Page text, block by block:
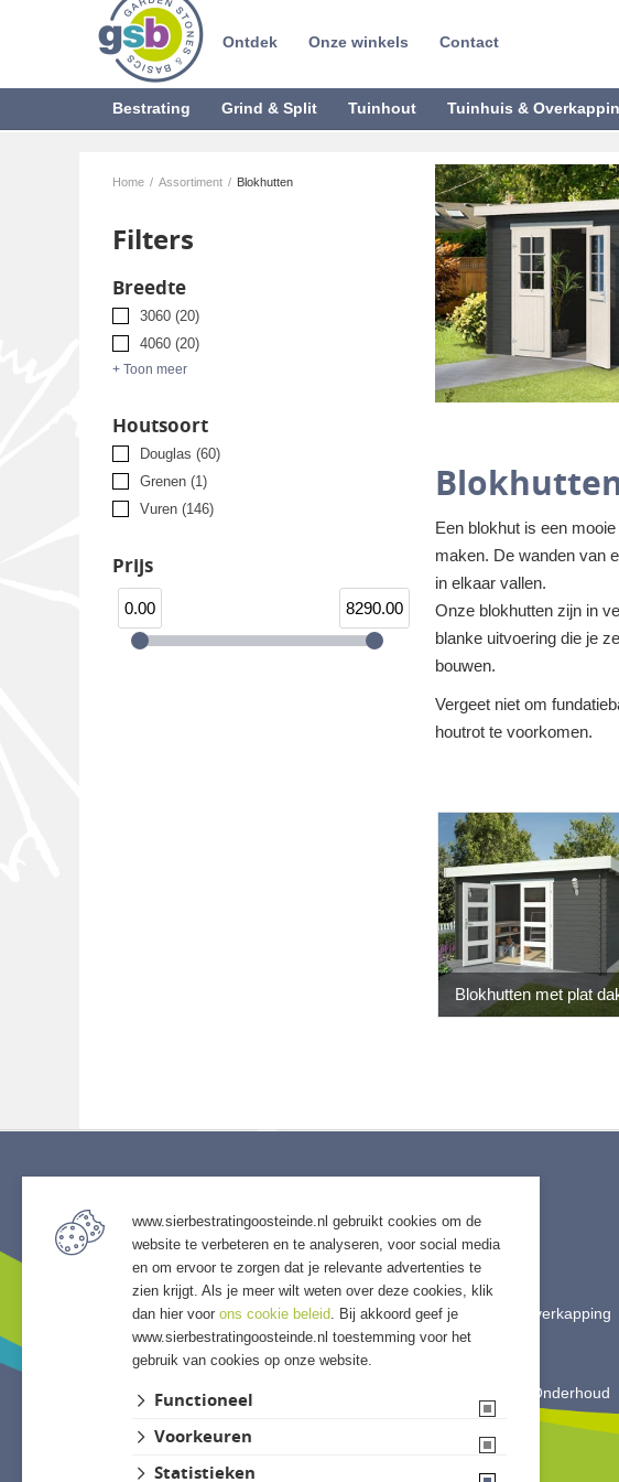
Ontdek Onze winkels Contact
Bestrating Grind & Split Tuinhout Tuinhuis &
Home / Assortiment / Blokhutten
Filters
Breedte
3060 (20)
4060 (20)
+ Toon meer
Houtsoort
Douglas (60)
Grenen (1)
Vuren (146)
Prijs
0.00 8290.00
Een blokhut is een
maken. De wanden van
in elkaar vallen.
Onze blokhutten zijn in
blanke uitvoering die je
bouwen.
Vergeet niet om
houtrot te voorkomen.
Blokhutten met plat
• Algemene voorwaarden
• Klantenservice
• Privacyverklaring
• Over GSB
• Andere GSB-vestigingen
• Bestrating
• Grind & Split
• Tuinhout
• Tuinhuis & Overkapping
• Verlichting
• Afwerking & Onderhoud
www.sierbestratingoosteinde.nl gebruikt cookies om de
website te verbeteren en te analyseren, voor social media
en om ervoor te zorgen dat je relevante advertenties te
zien krijgt. Als je meer wilt weten over deze cookies, klik
dan hier voor ons cookie beleid. Bij akkoord geef je
www.sierbestratingoosteinde.nl toestemming voor het
gebruik van cookies op onze website.
Functioneel
Voorkeuren
Statistieken